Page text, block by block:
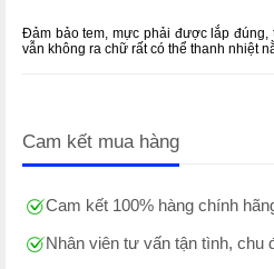
Đảm bảo tem, mực phải được lắp
vẫn không ra chữ rất có thể thanh nhiệt
Cam kết mua hàng
Cam kết 100% hàng chính
Nhân viên tư vấn tận tình, chu